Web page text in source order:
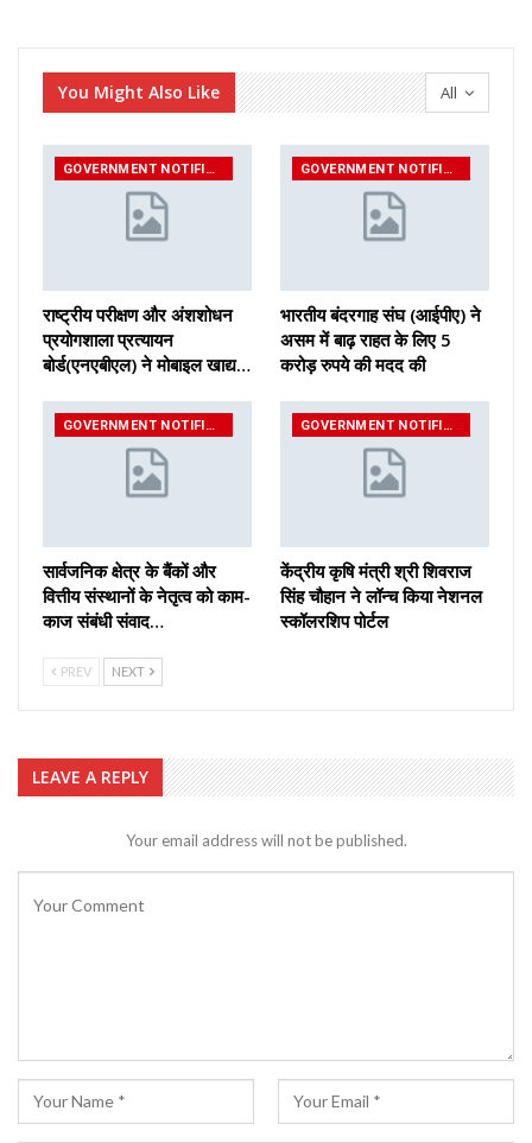
All
You Might Also Like
GOVERNMENT NOTIFICATIONS
राष्ट्रीय परीक्षण और अंशशोधन
प्रयोगशाला प्रत्यायन
बोर्ड(एनएबीएल) ने मोबाइल खाद्य…
GOVERNMENT NOTIFICATIONS
भारतीय बंदरगाह संघ (आईपीए) ने
असम में बाढ़ राहत के लिए 5
करोड़ रुपये की मदद की
GOVERNMENT NOTIFICATIONS
सार्वजनिक क्षेत्र के बैंकों और
वित्तीय संस्थानों के नेतृत्व को काम-
काज संबंधी संवाद…
GOVERNMENT NOTIFICATIONS
केंद्रीय कृषि मंत्री श्री शिवराज
सिंह चौहान ने लॉन्च किया नेशनल
स्कॉलरशिप पोर्टल
PREV NEXT
LEAVE A REPLY
Your email address will not be published.